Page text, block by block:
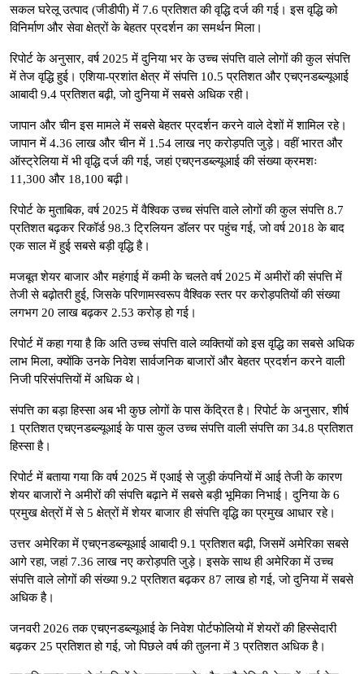
सकल घरेलू उत्पाद (जीडीपी) में 7.6 प्रतिशत की वृद्धि दर्ज की गई। इस वृद्धि को
विनिर्माण और सेवा क्षेत्रों के बेहतर प्रदर्शन का समर्थन मिला।
रिपोर्ट के अनुसार, वर्ष 2025 में दुनिया भर के उच्च संपत्ति वाले लोगों की कुल संपत्ति
में तेज वृद्धि हुई। एशिया-प्रशांत क्षेत्र में संपत्ति 10.5 प्रतिशत और एचएनडब्ल्यूआई
आबादी 9.4 प्रतिशत बढ़ी, जो दुनिया में सबसे अधिक रही।
जापान और चीन इस मामले में सबसे बेहतर प्रदर्शन करने वाले देशों में शामिल रहे।
जापान में 4.36 लाख और चीन में 1.54 लाख नए करोड़पति जुड़े। वहीं भारत और
ऑस्ट्रेलिया में भी वृद्धि दर्ज की गई, जहां एचएनडब्ल्यूआई की संख्या क्रमशः
11,300 और 18,100 बढ़ी।
रिपोर्ट के मुताबिक, वर्ष 2025 में वैश्विक उच्च संपत्ति वाले लोगों की कुल संपत्ति 8.7
प्रतिशत बढ़कर रिकॉर्ड 98.3 ट्रिलियन डॉलर पर पहुंच गई, जो वर्ष 2018 के बाद
एक साल में हुई सबसे बड़ी वृद्धि है।
मजबूत शेयर बाजार और महंगाई में कमी के चलते वर्ष 2025 में अमीरों की संपत्ति में
तेजी से बढ़ोतरी हुई, जिसके परिणामस्वरूप वैश्विक स्तर पर करोड़पतियों की संख्या
लगभग 20 लाख बढ़कर 2.53 करोड़ हो गई।
रिपोर्ट में कहा गया है कि अति उच्च संपत्ति वाले व्यक्तियों को इस वृद्धि का सबसे अधिक
लाभ मिला, क्योंकि उनके निवेश सार्वजनिक बाजारों और बेहतर प्रदर्शन करने वाली
निजी परिसंपत्तियों में अधिक थे।
संपत्ति का बड़ा हिस्सा अब भी कुछ लोगों के पास केंद्रित है। रिपोर्ट के अनुसार, शीर्ष
1 प्रतिशत एचएनडब्ल्यूआई के पास कुल उच्च संपत्ति वाली संपत्ति का 34.8 प्रतिशत
हिस्सा है।
रिपोर्ट में बताया गया कि वर्ष 2025 में एआई से जुड़ी कंपनियों में आई तेजी के कारण
शेयर बाजारों ने अमीरों की संपत्ति बढ़ाने में सबसे बड़ी भूमिका निभाई। दुनिया के 6
प्रमुख क्षेत्रों में से 5 क्षेत्रों में शेयर बाजार ही संपत्ति वृद्धि का प्रमुख आधार रहे।
उत्तर अमेरिका में एचएनडब्ल्यूआई आबादी 9.1 प्रतिशत बढ़ी, जिसमें अमेरिका सबसे
आगे रहा, जहां 7.36 लाख नए करोड़पति जुड़े। इसके साथ ही अमेरिका में उच्च
संपत्ति वाले लोगों की संख्या 9.2 प्रतिशत बढ़कर 87 लाख हो गई, जो दुनिया में सबसे
अधिक है।
जनवरी 2026 तक एचएनडब्ल्यूआई के निवेश पोर्टफोलियो में शेयरों की हिस्सेदारी
बढ़कर 25 प्रतिशत हो गई, जो पिछले वर्ष की तुलना में 3 प्रतिशत अधिक है।